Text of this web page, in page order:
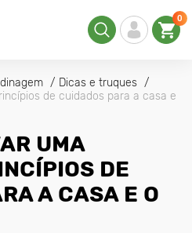
0
Dicas e truques
de cuidados para a casa e
UMA
DE
A CASA E O